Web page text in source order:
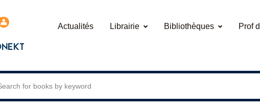
Actualités Librairie Bibliothèques Prof